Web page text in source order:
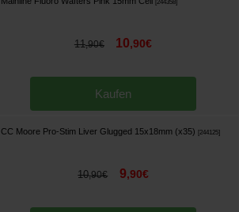
[244358]
11,90€ 10,90€
Kaufen
CC Moore Pro-Stim Liver Glugged 15x18mm (x35) [244125]
10,90€ 9,90€